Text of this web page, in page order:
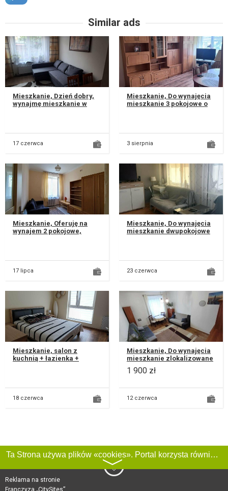
Similar ads
Mieszkanie, Dzień dobry,
wynajmę mieszkanie w
17 czerwca
Mieszkanie, Do wynajęcia
mieszkanie 3 pokojowe o
3 sierpnia
Mieszkanie, Oferuję na
wynajem 2 pokojowe,
17 lipca
Mieszkanie, Do wynajęcia
mieszkanie dwupokojowe
23 czerwca
Mieszkanie, salon z
kuchnią + łazienka +
18 czerwca
Mieszkanie, Do wynajęcia
mieszkanie zlokalizowane
przy ul. Krańcowej, Lokal
składa sie z: • dwóch...
1 900 zł
12 czerwca
Ta Strona używa plików «cookies». Portal korzysta również z serwisu internetowego do zbierania danych technicznych o odwiedzających w celu uzyskania informacji marketingowych i statystycznych. Warunki przetwarzania danych odwiedzających Stronę, patrz:
〉
Reklama na stronie
Franczyza „CitySites”